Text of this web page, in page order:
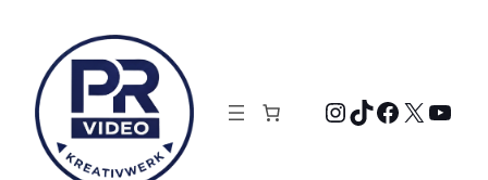
springen
Instagram
TikTok
X